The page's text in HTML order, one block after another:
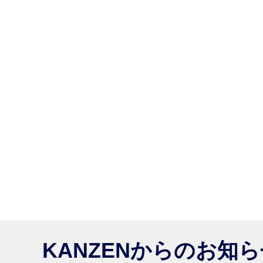
KANZENからのお知